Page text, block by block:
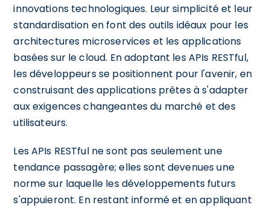
innovations technologiques. Leur simplicité et leur
standardisation en font des outils idéaux pour les
architectures microservices et les applications
basées sur le cloud. En adoptant les APIs RESTful,
les développeurs se positionnent pour l'avenir, en
construisant des applications prêtes à s'adapter
aux exigences changeantes du marché et des
utilisateurs.
Les APIs RESTful ne sont pas seulement une
tendance passagère; elles sont devenues une
norme sur laquelle les développements futurs
s'appuieront. En restant informé et en appliquant